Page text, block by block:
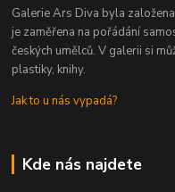
Galerie Ars Diva byla
je zaměřena na pořádání
českých umělců. V galerii si
plastiky, knihy.
Jak to u nás vypadá?
Kde nás najdete